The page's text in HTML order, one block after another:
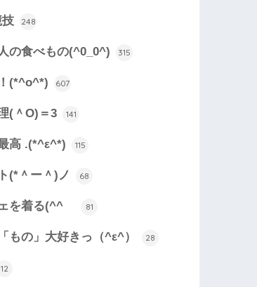
技 248
の食べもの(^0_0^) 315
(*^o^*) 607
(＾O)＝3 141
高 .(*^ε^*) 115
(*＾ー＾)ノ 68
を着る(^^ゞ 81
もの」大好きっ（^ε^） 28
12